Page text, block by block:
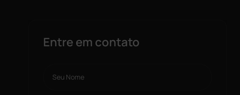
Entre em contato